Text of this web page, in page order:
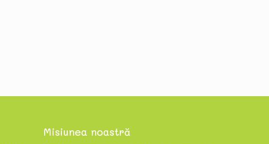
Misiunea noastră